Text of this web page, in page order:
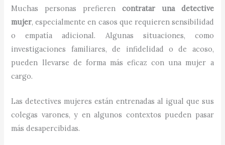
Muchas personas prefieren contratar una detective
mujer, especialmente en casos que requieren sensibilidad
o empatía adicional. Algunas situaciones, como
investigaciones familiares, de infidelidad o de acoso,
pueden llevarse de forma más eficaz con una mujer a
cargo.
Las detectives mujeres están entrenadas al igual que sus
colegas varones, y en algunos contextos pueden pasar
más desapercibidas.